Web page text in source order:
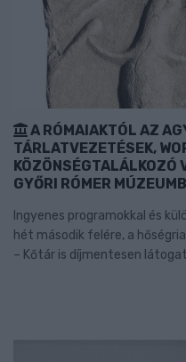
A RÓMAIAKTÓL AZ
TÁRLATVEZETÉSEK,
KÖZÖNSÉGTALÁLKOZÓ
GYŐRI RÓMER
Ingyenes programokkal és
hét második felére, a
– Kőtár is díjmentesen